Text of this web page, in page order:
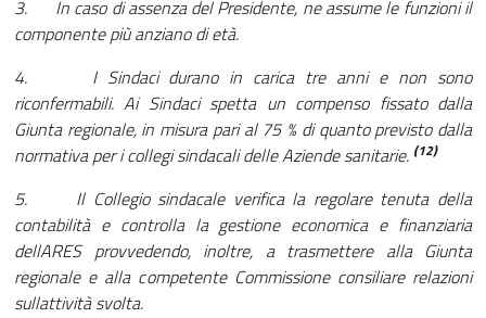
3. In caso di assenza del Presidente, ne assume le funzioni il
componente più anziano di età.
4. I Sindaci durano in carica tre anni e non sono
riconfermabili. Ai Sindaci spetta un compenso fissato dalla
Giunta regionale, in misura pari al 75 % di quanto previsto dalla
normativa per i collegi sindacali delle Aziende sanitarie. (12)
5. Il Collegio sindacale verifica la regolare tenuta della
contabilità e controlla la gestione economica e finanziaria
dellARES provvedendo, inoltre, a trasmettere alla Giunta
regionale e alla competente Commissione consiliare relazioni
sullattività svolta.